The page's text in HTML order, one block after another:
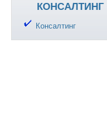
КОНСАЛТИНГ
Консалтинг